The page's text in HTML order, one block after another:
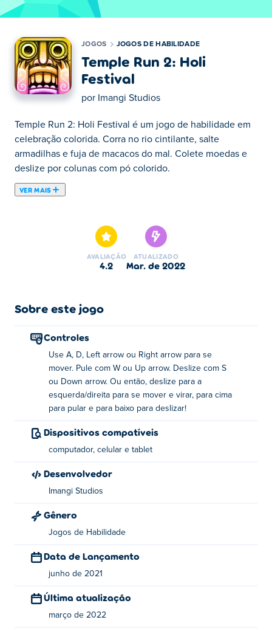
JOGOS JOGOS DE HABILIDADE
Temple Run 2: Holi
Festival
por Imangi Studios
Temple Run 2: Holi Festival é um jogo de habilidade em
celebração colorida. Corra no rio cintilante, salte
armadilhas e fuja de macacos do mal. Colete moedas e
deslize por colunas com pó colorido.
VER MAIS
templos coloridos reinventados em Temple Run 2! Pegue
o ídolo de ouro e fuja evitando todos os obstáculos e
armadilhas que se encontram pelo caminho. O mapa do
arco-íris às frágeis colunas pulverizadas em várias cores.
Como jogar Temple Run 2: Holi Festival
online?
Mover - AD ou teclas de seta esquerda / direita
Saltar - W ou tecla de seta para cima
Mover e virar - deslize para a esquerda / direita
Jump - deslize para cima
Deslize - deslize para baixo
Temple Run 2: Holi Festival é um novo mapa da segunda
AVALIAÇÃO
4.2
ATUALIZADO
mar. de 2022
Sobre este jogo
Controles
Use A, D, Left arrow ou Right arrow para se
mover. Pule com W ou Up arrow. Deslize com S
ou Down arrow. Ou então, deslize para a
esquerda/direita para se mover e virar, para cima
para pular e para baixo para deslizar!
Dispositivos compatíveis
computador, celular e tablet
Desenvolvedor
Imangi Studios
Gênero
Jogos de Habilidade
Data de Lançamento
junho de 2021
Última atualização
março de 2022